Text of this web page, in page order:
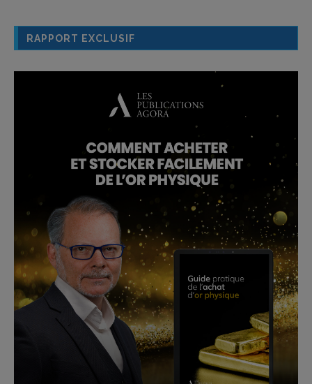
RAPPORT EXCLUSIF